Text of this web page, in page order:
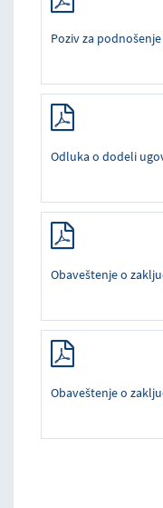
Poziv za
Odluka o dodeli
Obaveštenje o
Obaveštenje o